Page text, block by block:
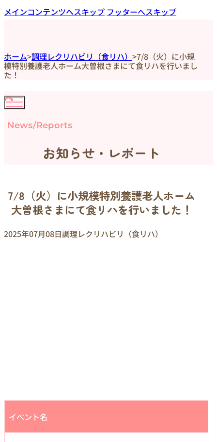
メインコンテンツへスキップ フッターへスキップ
ホーム>調理レクリハビリ（食リハ） >7/8（火）に小規
模特別養護老人ホーム大曽根さまにて食リハを行いまし
た！
News/Reports
お知らせ・レポート
7/8（火）に小規模特別養護老人ホーム
大曽根さまにて食リハを行いました！
2025年07月08日調理レクリハビリ（食リハ）
イベント名